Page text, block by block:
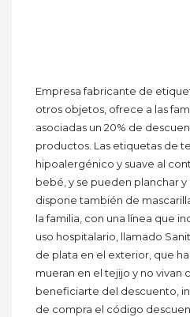
Empresa fabricante de
otros objetos, ofrece a las
asociadas un 20% de
productos. Las etiquetas de
hipoalergénico y suave al
bebé, y se pueden planchar
dispone también de
la familia, con una línea que
uso hospitalario, llamado
de plata en el exterior, que
mueran en el tejijo y no vivan
beneficiarte del descuento,
de compra el código